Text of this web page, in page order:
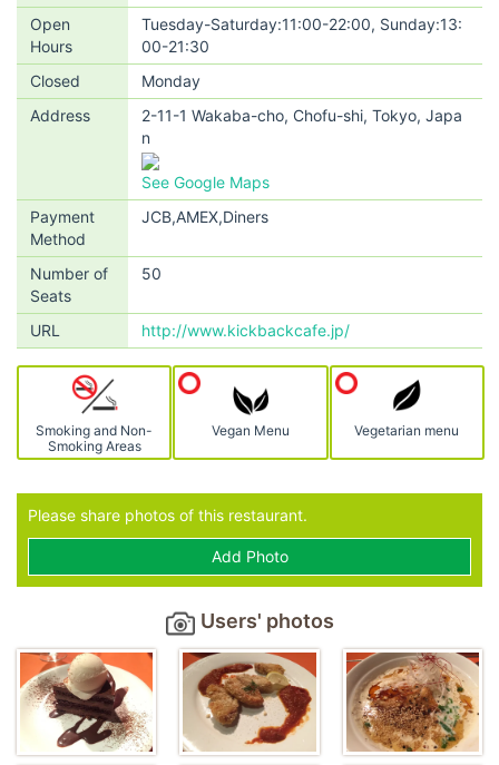
Open
Hours
Tuesday-Saturday:11:00-22:00, Sunday:13:
00-21:30
Closed
Monday
Address
2-11-1 Wakaba-cho, Chofu-shi, Tokyo, Japa
n
See Google Maps
Payment
Method
JCB,AMEX,Diners
Number of
Seats
50
URL http://www.kickbackcafe.jp/
Smoking and Non-
Smoking Areas
Vegan Menu Vegetarian menu
Please share photos of this restaurant.
Add Photo
Users' photos